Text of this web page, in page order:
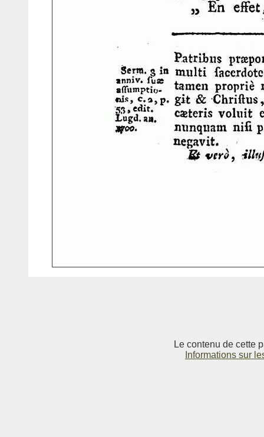
Le contenu de cette
Informations sur